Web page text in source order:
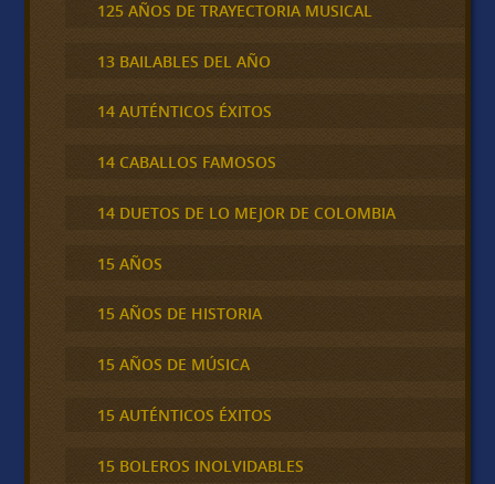
125 AÑOS DE TRAYECTORIA MUSICAL
13 BAILABLES DEL AÑO
14 AUTÉNTICOS ÉXITOS
14 CABALLOS FAMOSOS
14 DUETOS DE LO MEJOR DE COLOMBIA
15 AÑOS
15 AÑOS DE HISTORIA
15 AÑOS DE MÚSICA
15 AUTÉNTICOS ÉXITOS
15 BOLEROS INOLVIDABLES